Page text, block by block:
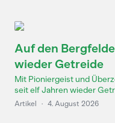
Auf den
wieder Getreide
Mit Pioniergeist und
seit elf Jahren wieder
Artikel · 4. August 2026